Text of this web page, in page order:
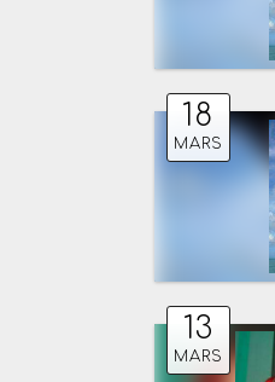
18
MARS
13
MARS